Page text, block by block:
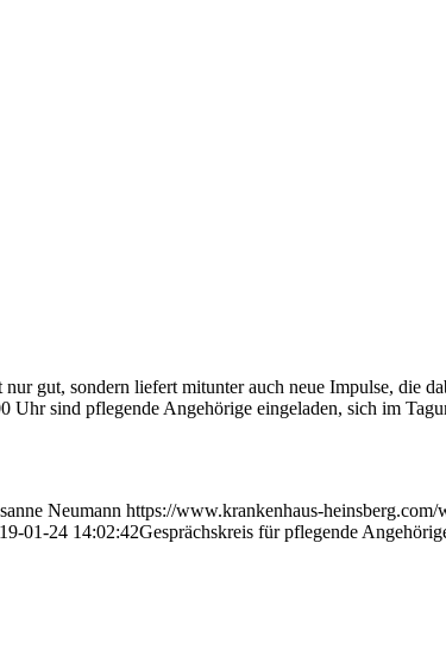
gut, sondern liefert mitunter auch neue Impulse, die
sind pflegende Angehörige eingeladen, sich im
Neumann https://www.krankenhaus-heinsberg.com/
01-24 14:02:42Gesprächskreis für pflegende